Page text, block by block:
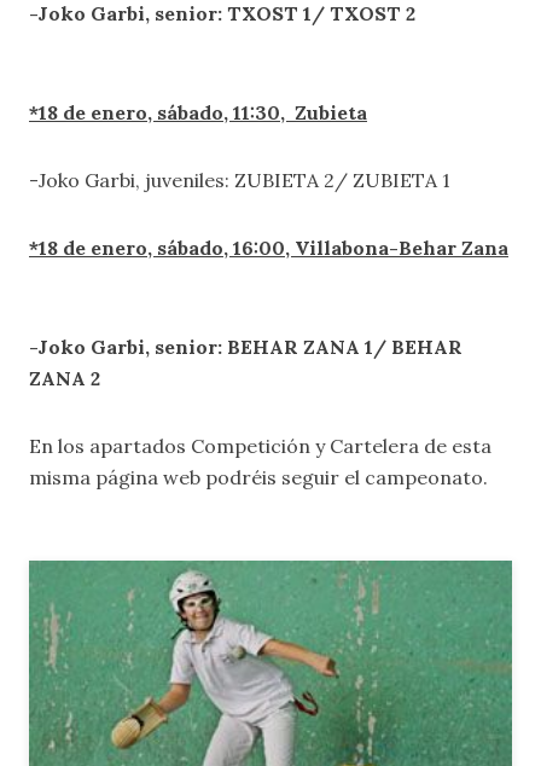
-Joko Garbi, senior: TXOST 1/ TXOST 2
*18 de enero, sábado, 11:30, Zubieta
-Joko Garbi, juveniles: ZUBIETA 2/ ZUBIETA 1
*18 de enero, sábado, 16:00, Villabona-Behar Zana
-Joko Garbi, senior: BEHAR ZANA 1/ BEHAR
ZANA 2
En los apartados Competición y Cartelera de esta
misma página web podréis seguir el campeonato.